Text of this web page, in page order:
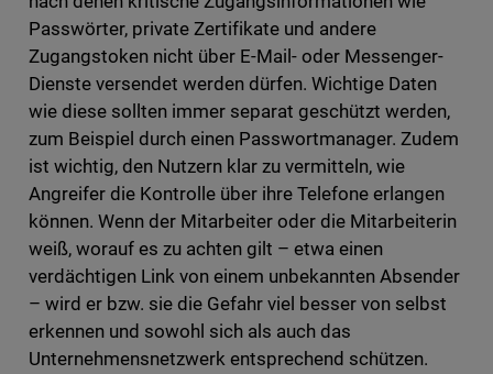
Passwörter, private Zertifikate und andere
Zugangstoken nicht über E-Mail- oder Messenger-
Dienste versendet werden dürfen. Wichtige Daten
wie diese sollten immer separat geschützt werden,
zum Beispiel durch einen Passwortmanager. Zudem
ist wichtig, den Nutzern klar zu vermitteln, wie
Angreifer die Kontrolle über ihre Telefone erlangen
können. Wenn der Mitarbeiter oder die Mitarbeiterin
weiß, worauf es zu achten gilt – etwa einen
verdächtigen Link von einem unbekannten Absender
– wird er bzw. sie die Gefahr viel besser von selbst
erkennen und sowohl sich als auch das
Unternehmensnetzwerk entsprechend schützen.